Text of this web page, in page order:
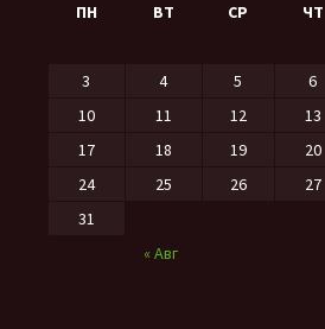
ПН
ВТ СР ЧТ
« Авг
3
4 5 6
10
11 12 13
17
18 19 20
24
25 26 27
31